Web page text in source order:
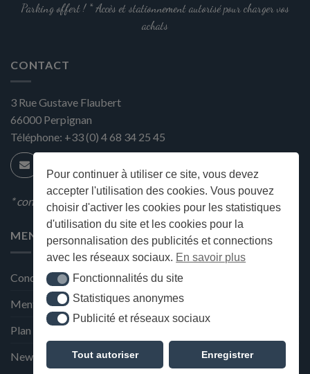
Pour continuer à utiliser ce site, vous devez
accepter l'utilisation des cookies. Vous pouvez
choisir d'activer les cookies pour les statistiques
d'utilisation du site et les cookies pour la
personnalisation des publicités et connections
avec les réseaux sociaux. En savoir plus
Fonctionnalités du site
Fonctionnalités du site
Statistiques anonymes
Statistiques anonymes
Publicité et réseaux sociaux
Publicité et réseaux sociaux
Tout autoriser Enregistrer
Parking offert ! * Accès et stationnement autorisé pour charger vos
achats
CONTACT
3 Rue Gustave Flaubert
66000 Perpignan
Téléphone: +33 (0) 4 68 34 25 45
* condition en magasin
MENU
Conditions générales de ventes
Mentions Légales et Politique de confidentialité
Plan du site
Newsletter de la Maison Deffès